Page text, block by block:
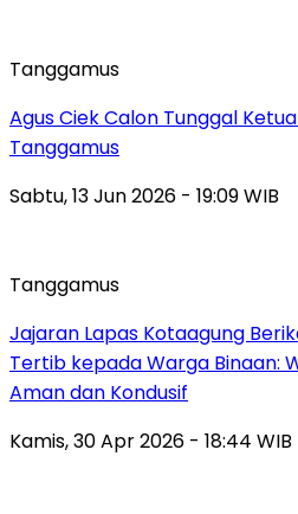
Tanggamus
Agus Ciek Calon Tunggal
Tanggamus
Sabtu, 13 Jun 2026 - 19:09 WIB
Tanggamus
Jajaran Lapas Kotaagung
Tertib kepada Warga Binaan:
Aman dan Kondusif
Kamis, 30 Apr 2026 - 18:44 WIB